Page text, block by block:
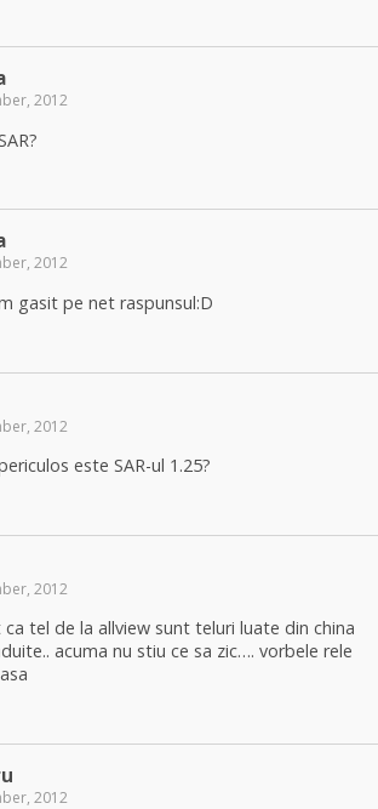
2012
2012
gasit pe net raspunsul:D
2012
este SAR-ul 1.25?
2012
tel de la allview sunt teluri luate din china
acuma nu stiu ce sa zic…. vorbele rele
2012